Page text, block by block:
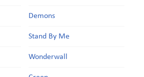
Demons
Stand By Me
Wonderwall